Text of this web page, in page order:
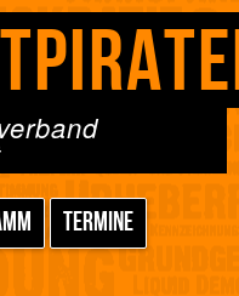
TERMINE